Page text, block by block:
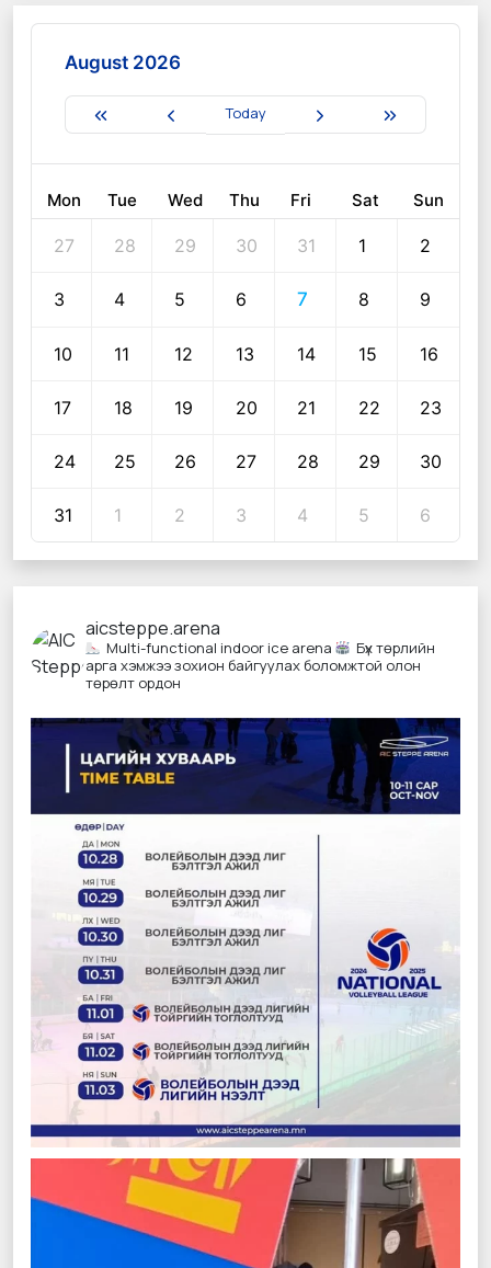
August 2026
Today
Mon Tue Wed Thu Fri Sat Sun
27 28 29 30 31 1 2
3 4 5 6 7 8 9
10 11 12 13 14 15 16
17 18 19 20 21 22 23
24 25 26 27 28 29 30
31 1 2 3 4 5 6
aicsteppe.arena
Multi-functional indoor ice arena
Бүх төрлийн
арга хэмжээ зохион байгуулах боломжтой олон
төрөлт ордон